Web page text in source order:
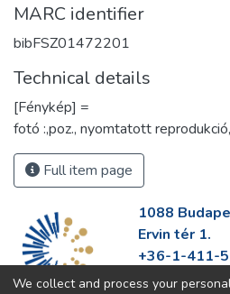
MARC identifier
bibFSZ01472201
Technical details
[Fénykép] =
fotó :,poz., nyomtatott
Full item page
1088
Ervin tér 1.
+36-1-411-
info@fszek.hu
We collect and process your